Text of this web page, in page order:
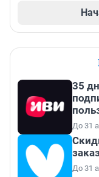
35
До 31
До 31